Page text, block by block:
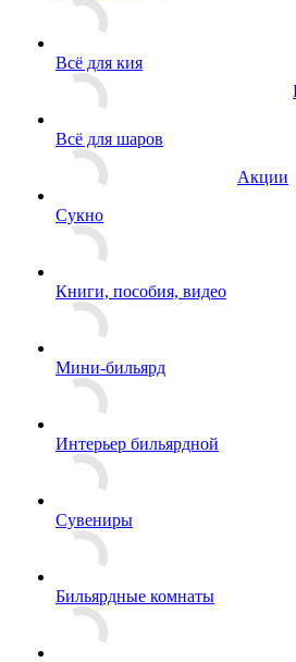
Всё для кия
Всё для шаров
Сукно
Книги, пособия, видео
Мини-бильярд
Интерьер бильярдной
Сувениры
Бильярдные комнаты
Акции